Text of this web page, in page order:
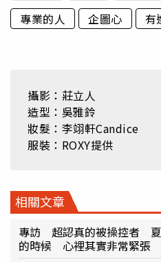
專業的人
企圖心 有
攝影：莊立人
造型：吳雅鈴
妝髮：李翊軒Candice
服裝：ROXY提供
相關文章
專訪 超認真的被操控者 夏
的時候 心裡其實非常緊張